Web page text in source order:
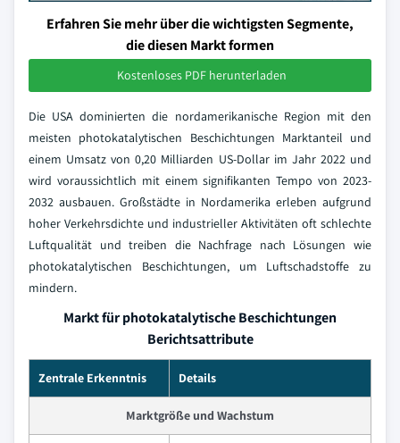
Erfahren Sie mehr über die wichtigsten Segmente,
die diesen Markt formen
Kostenloses PDF herunterladen
Die USA dominierten die nordamerikanische Region mit den
meisten photokatalytischen Beschichtungen Marktanteil und
einem Umsatz von 0,20 Milliarden US-Dollar im Jahr 2022 und
wird voraussichtlich mit einem signifikanten Tempo von 2023-
2032 ausbauen. Großstädte in Nordamerika erleben aufgrund
hoher Verkehrsdichte und industrieller Aktivitäten oft schlechte
Luftqualität und treiben die Nachfrage nach Lösungen wie
photokatalytischen Beschichtungen, um Luftschadstoffe zu
mindern.
Markt für photokatalytische Beschichtungen
Berichtsattribute
Zentrale Erkenntnis Details
Marktgröße und Wachstum